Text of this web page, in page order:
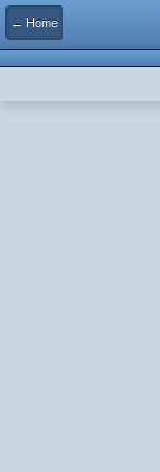
← Home